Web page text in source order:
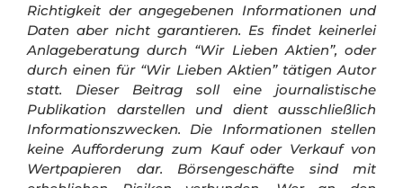
Richtigkeit der angegebenen Informationen und
Daten aber nicht garantieren. Es findet keinerlei
Anlageberatung durch “Wir Lieben Aktien”, oder
durch einen für “Wir Lieben Aktien” tätigen Autor
statt. Dieser Beitrag soll eine journalistische
Publikation darstellen und dient ausschließlich
Informationszwecken. Die Informationen stellen
keine Aufforderung zum Kauf oder Verkauf von
Wertpapieren dar. Börsengeschäfte sind mit